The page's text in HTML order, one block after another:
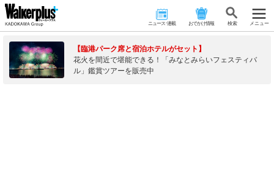
ニュース･連載 おでかけ情報 検 索 メニュー
【臨港パーク席と宿泊ホテルがセット】
花火を間近で堪能できる！「みなとみらいフェスティバ
ル」鑑賞ツアーを販売中